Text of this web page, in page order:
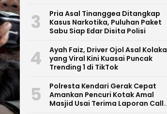
3
Pria Asal Tinanggea Ditangkap
Kasus Narkotika, Puluhan Paket
Sabu Siap Edar Disita Polisi
4
Ayah Faiz, Driver Ojol Asal Kolaka
yang Viral Kini Kuasai Puncak
Trending 1 di TikTok
5
Polresta Kendari Gerak Cepat
Amankan Pencuri Kotak Amal
Masjid Usai Terima Laporan Call